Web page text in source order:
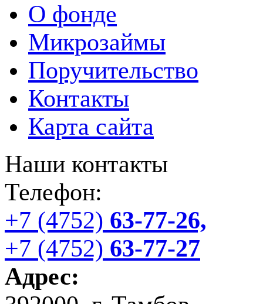
О фонде
Микрозаймы
Поручительство
Контакты
Карта сайта
Наши контакты
Телефон:
+7 (4752) 63-77-26,
+7 (4752) 63-77-27
Адрес: